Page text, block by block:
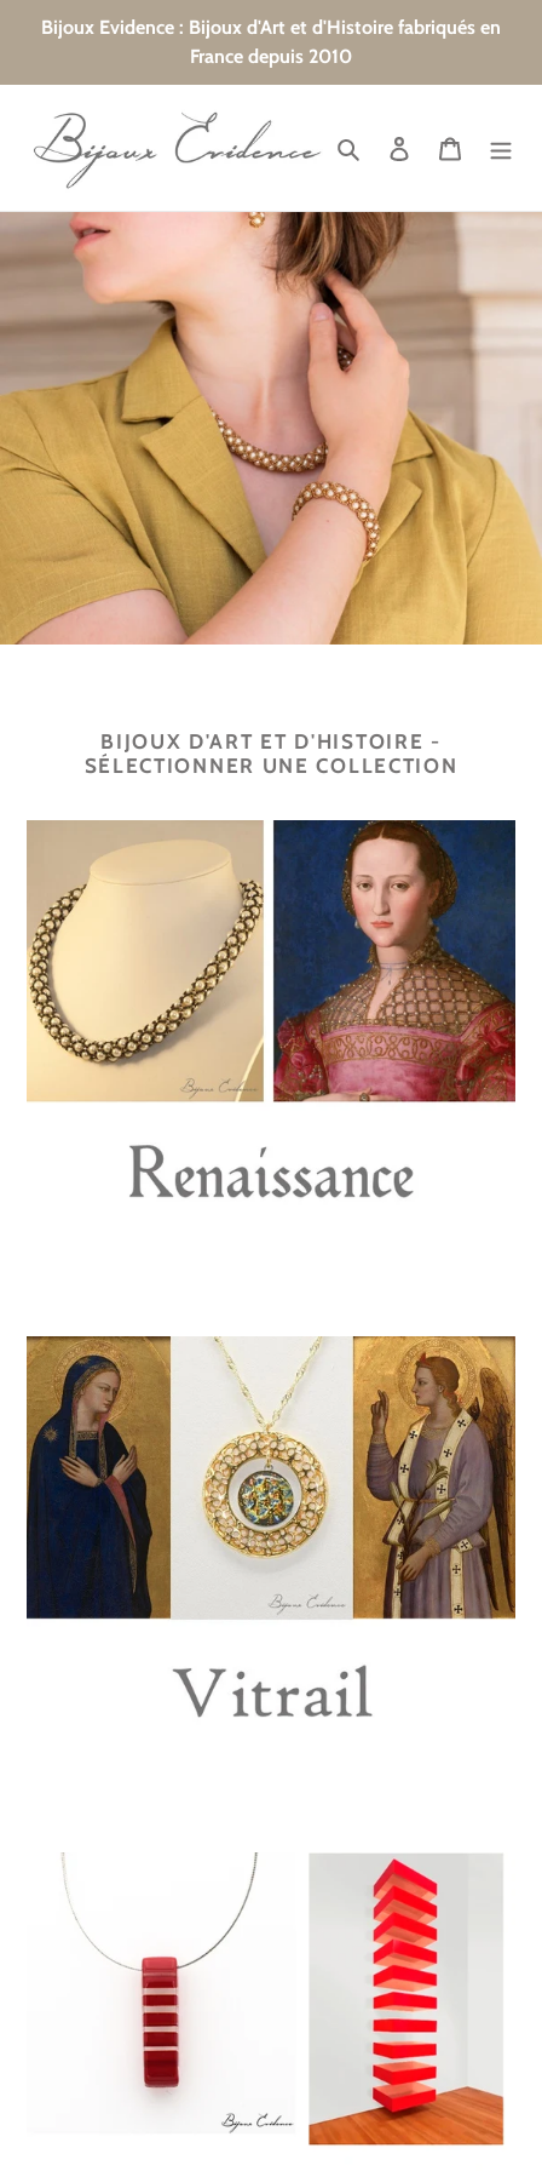
Bijoux Evidence : Bijoux d'Art et d'Histoire fabriqués en
France depuis 2010
RechercherSe connecter
Panier
BIJOUX D'ART ET D'HISTOIRE -
SÉLECTIONNER UNE COLLECTION